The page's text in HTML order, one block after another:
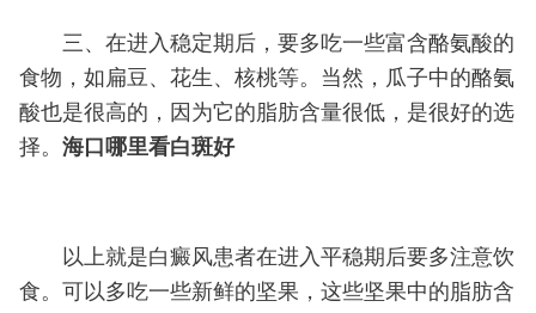
三、在进入稳定期后，要多吃一些富含酪氨酸的
食物，如扁豆、花生、核桃等。当然，瓜子中的酪氨
酸也是很高的，因为它的脂肪含量很低，是很好的选
择。 海口哪里看白斑好
以上就是白癜风患者在进入平稳期后要多注意饮
食。可以多吃一些新鲜的坚果，这些坚果中的脂肪含